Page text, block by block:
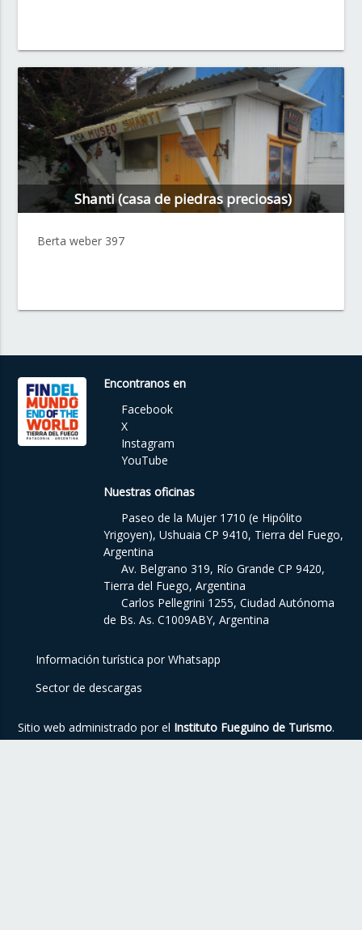
Shanti (casa de piedras preciosas)
Berta weber 397
Encontranos en
Facebook
X
Instagram
YouTube
Nuestras oficinas
Paseo de la Mujer 1710 (e Hipólito
Yrigoyen), Ushuaia CP 9410, Tierra del Fuego,
Argentina
Av. Belgrano 319, Río Grande CP 9420,
Tierra del Fuego, Argentina
Carlos Pellegrini 1255, Ciudad Autónoma
de Bs. As. C1009ABY, Argentina
Información turística por Whatsapp
Sector de descargas
Sitio web administrado por el Instituto Fueguino de Turismo.
Para mayor información o contacto, visite nuestrositio web